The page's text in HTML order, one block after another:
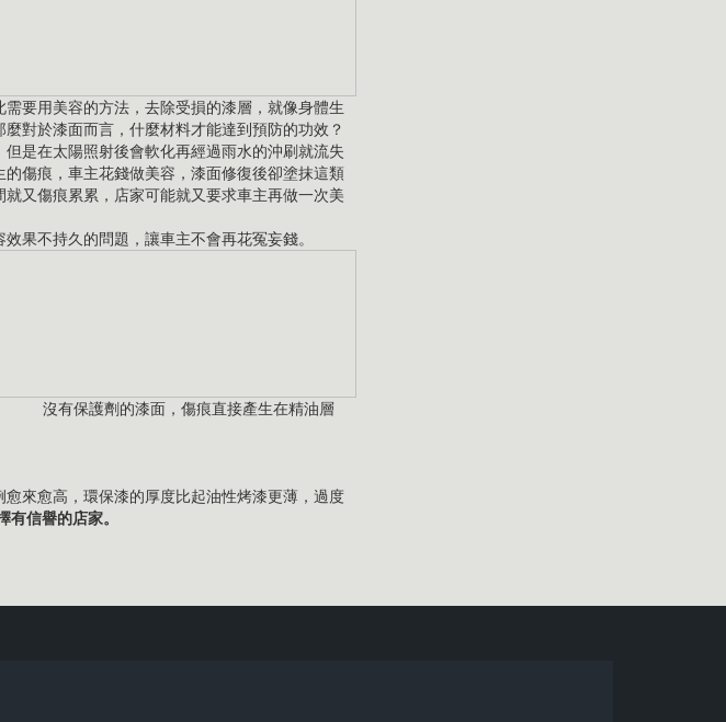
要用美容的方法，去除受損的漆層，就像身體生
對於漆面而言，什麼材料才能達到預防的功效？
是在太陽照射後會軟化再經過雨水的沖刷就流失
傷痕，車主花錢做美容，漆面修復後卻塗抹這類
又傷痕累累，店家可能就又要求車主再做一次美
果不持久的問題，讓車主不會再花冤妄錢。
沒有保護劑的漆面，傷痕直接產生在精油層
來愈高，環保漆的厚度比起油性烤漆更薄，過度
有信譽的店家。